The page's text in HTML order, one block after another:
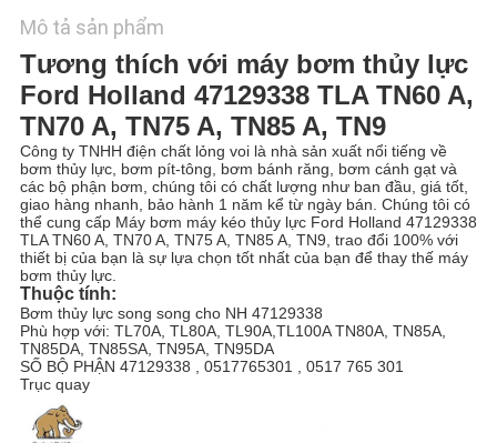
SƠ
ĐỒ
TRANG
WEB
PRIVACY
POLICY
Mô tả sản phẩm
Tương thích với máy bơm thủy lực
Ford Holland 47129338 TLA TN60 A,
TN70 A, TN75 A, TN85 A, TN9
Công ty TNHH điện chất lỏng voi là nhà sản xuất nổi tiếng về
bơm thủy lực, bơm pít-tông, bơm bánh răng, bơm cánh gạt và
các bộ phận bơm, chúng tôi có chất lượng như ban đầu, giá tốt,
giao hàng nhanh, bảo hành 1 năm kể từ ngày bán. Chúng tôi có
thể cung cấp Máy bơm máy kéo thủy lực Ford Holland 47129338
TLA TN60 A, TN70 A, TN75 A, TN85 A, TN9, trao đổi 100% với
thiết bị của bạn là sự lựa chọn tốt nhất của bạn để thay thế máy
bơm thủy lực.
Thuộc tính:
Bơm thủy lực song song cho NH 47129338
Phù hợp với: TL70A, TL80A, TL90A,TL100A TN80A, TN85A,
TN85DA, TN85SA, TN95A, TN95DA
SỐ BỘ PHẬN 47129338 , 0517765301 , 0517 765 301
Trục quay